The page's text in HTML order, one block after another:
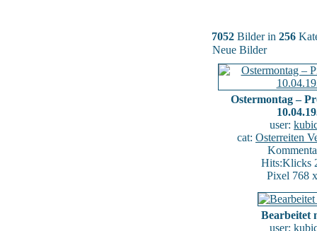
7052 Bilder in 256
Neue Bilder
Ostermontag –
user:
cat: Osterreiten
Hits:Klicks
Pixel 768
Bearbeitet
user: